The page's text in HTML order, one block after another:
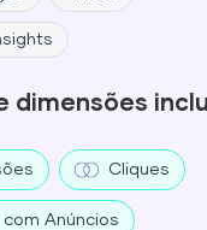
dimensões
Cliques
Anúncios